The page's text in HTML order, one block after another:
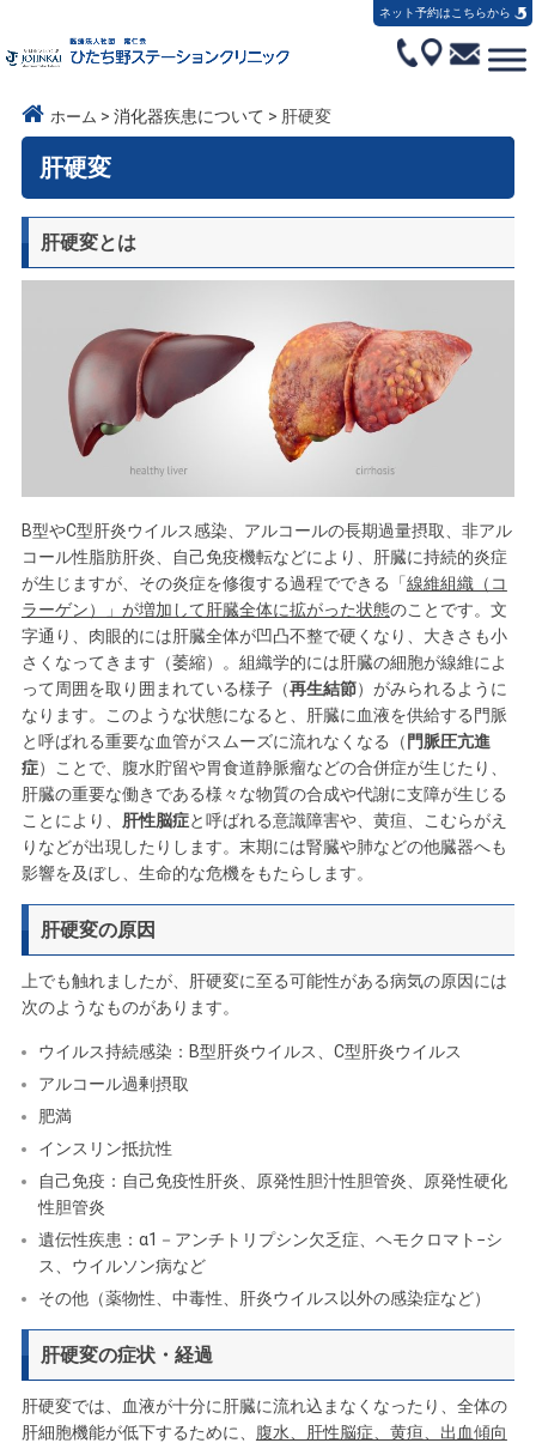
ネット予約はこちらから
ホーム >消化器疾患について > 肝硬変
肝硬変
肝硬変とは
B型やC型肝炎ウイルス感染、アルコールの長期過量摂取、非アル
コール性脂肪肝炎、自己免疫機転などにより、肝臓に持続的炎症
が生じますが、その炎症を修復する過程でできる「線維組織（コ
ラーゲン）」が増加して肝臓全体に拡がった状態のことです。文
字通り、肉眼的には肝臓全体が凹凸不整で硬くなり、大きさも小
さくなってきます（萎縮）。組織学的には肝臓の細胞が線維によ
って周囲を取り囲まれている様子（再生結節）がみられるように
なります。このような状態になると、肝臓に血液を供給する門脈
と呼ばれる重要な血管がスムーズに流れなくなる（ 門脈圧亢進
症）ことで、腹水貯留や胃食道静脈瘤などの合併症が生じたり、
肝臓の重要な働きである様々な物質の合成や代謝に支障が生じる
ことにより、 肝性脳症と呼ばれる意識障害や、黄疸、こむらがえ
りなどが出現したりします。末期には腎臓や肺などの他臓器へも
影響を及ぼし、生命的な危機をもたらします。
肝硬変の原因
上でも触れましたが、肝硬変に至る可能性がある病気の原因には
次のようなものがあります。
ウイルス持続感染：B型肝炎ウイルス、C型肝炎ウイルス
アルコール過剰摂取
肥満
インスリン抵抗性
自己免疫：自己免疫性肝炎、原発性胆汁性胆管炎、原発性硬化
性胆管炎
遺伝性疾患：α1－アンチトリプシン欠乏症、ヘモクロマト−シ
ス、ウイルソン病など
その他（薬物性、中毒性、肝炎ウイルス以外の感染症など）
肝硬変の症状・経過
肝硬変では、血液が十分に肝臓に流れ込まなくなったり、全体の
肝細胞機能が低下するために、 腹水、肝性脳症、黄疸、出血傾向